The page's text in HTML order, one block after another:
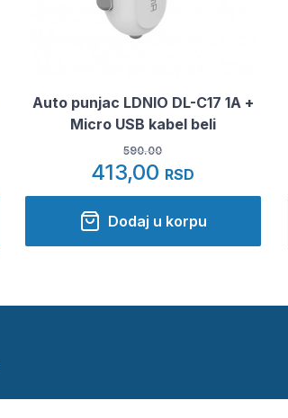
Auto punjac LDNIO DL-C17 1A +
Micro USB kabel beli
590.00
413,00 RSD
Dodaj u korpu